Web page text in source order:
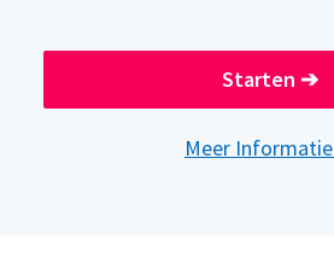
Starten ➔
Meer Informatie